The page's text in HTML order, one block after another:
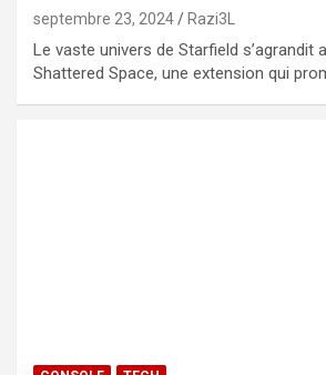
septembre 23, 2024 Razi3L
Le vaste univers de Starfield s’agrandit
Shattered Space, une extension qui